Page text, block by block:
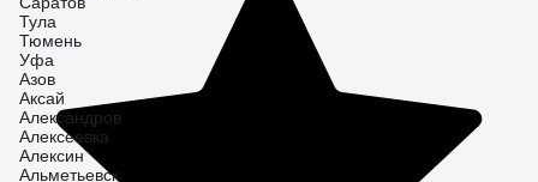
Тула
Тюмень
Уфа
Азов
Аксай
Александров
Алексеевка
Алексин
Альметьевск